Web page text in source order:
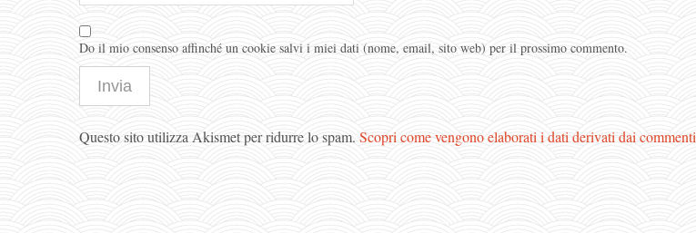
Do il mio consenso affinché un cookie salvi i miei dati (nome, email, sito web) per il prossimo commento.
Questo sito utilizza Akismet per ridurre lo spam. Scopri come vengono elaborati i dati derivati dai commenti